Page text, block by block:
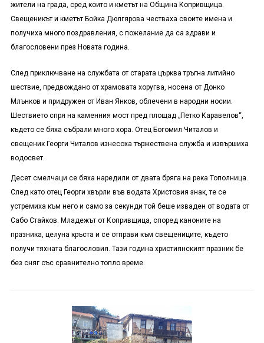
жители на града, сред които и кметът на Община Копривщица.
Свещеникът и кметът Бойка Дюлгярова честваха своите имена и
получиха много поздравления, с пожелание да са здрави и
благословени през Новата година.
След приключване на службата от старата църква тръгна литийно
шествие, предвождано от храмовата хоругва, носена от Донко
Млънков и придружен от Иван Янков, облечени в народни носии.
Шествието спря на каменния мост пред площад „Петко Каравелов“,
където се бяха събрали много хора. Отец Богомил Читалов и
свещеник Георги Читалов изнесоха тържествена служба и извършиха
водосвет.
Десет смелчаци се бяха наредили от двата бряга на река Тополница.
След като отец Георги хвърли във водата Христовия знак, те се
устремиха към него и само за секунди той беше изваден от водата от
Сабо Стайков. Младежът от Копривщица, според каноните на
празника, целуна кръста и се отправи към свещениците, където
получи тяхната благословия. Тази година християнският празник бе
без сняг със сравнително топло време.